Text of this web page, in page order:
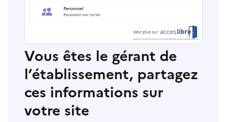
Vous êtes le gérant de
l’établissement, partagez
ces informations sur
votre site